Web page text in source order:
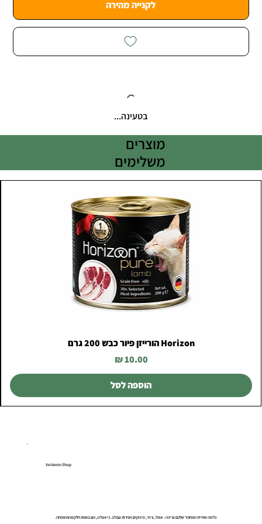
לקנייה מהירה
בטעינה...
מוצרים
משלימים
Horizon הורייזן פיור כבש 200 גרם
מחיר
הוספה לסל
VetAmin Shop
כל מה שחיית המחמד שלכם צריכה – אוכל, ציוד, פינוקים ושירות עם לב. כי אצלנו, הם באמת חלק מהמשפחה.